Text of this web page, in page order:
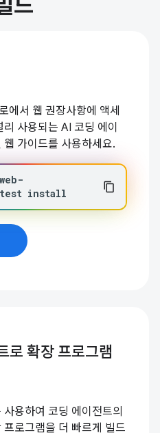
에서 웹 권장사항에 액세
사용되는 AI 코딩 에이
웹 가이드를 사용하세요.
install
로 확장 프로그램
용하여 코딩 에이전트의
프로그램을 더 빠르게 빌드